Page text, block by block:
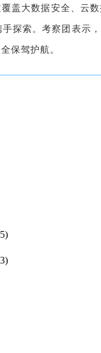
盖大数据安全、云
探索。考察团表示
保驾护航。